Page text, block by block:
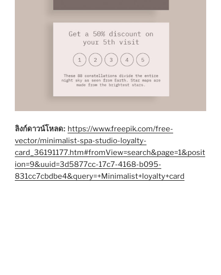
ลิงก์ดาวน์โหลด: https://www.freepik.com/free-
vector/minimalist-spa-studio-loyalty-
card_36191177.htm#fromView=search&page=1&posit
ion=9&uuid=3d5877cc-17c7-4168-b095-
831cc7cbdbe4&query=+Minimalist+loyalty+card